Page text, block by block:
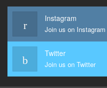
Instagram
Join us on Instagram
Twitter
Join us on Twitter